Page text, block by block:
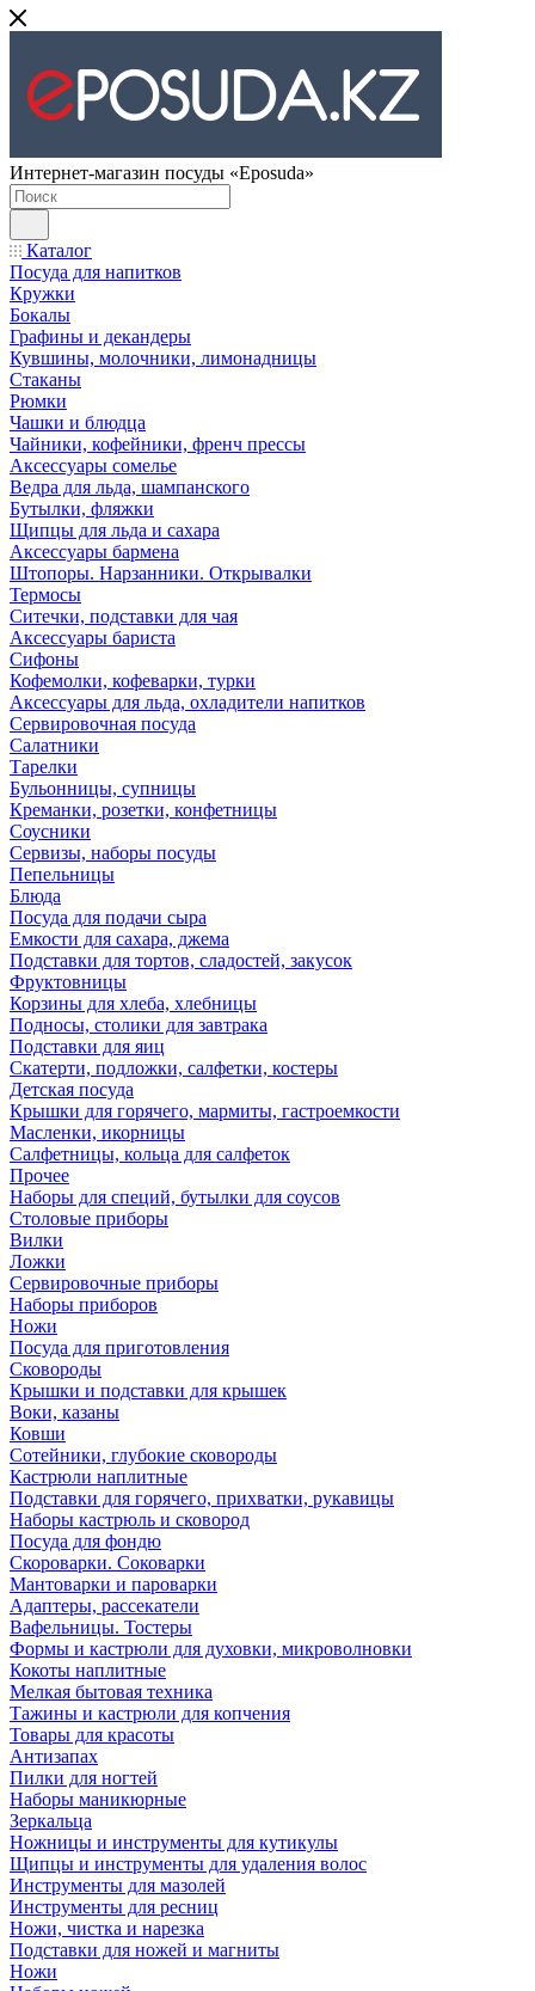
Интернет-магазин посуды «Eposuda»
Каталог
Посуда для напитков
Кружки
Бокалы
Графины и декандеры
Кувшины, молочники, лимонадницы
Стаканы
Рюмки
Чашки и блюдца
Чайники, кофейники, френч прессы
Аксессуары сомелье
Ведра для льда, шампанского
Бутылки, фляжки
Щипцы для льда и сахара
Аксессуары бармена
Штопоры. Нарзанники. Открывалки
Термосы
Ситечки, подставки для чая
Аксессуары бариста
Сифоны
Кофемолки, кофеварки, турки
Аксессуары для льда, охладители напитков
Сервировочная посуда
Салатники
Тарелки
Бульонницы, супницы
Креманки, розетки, конфетницы
Соусники
Сервизы, наборы посуды
Пепельницы
Блюда
Посуда для подачи сыра
Емкости для сахара, джема
Подставки для тортов, сладостей, закусок
Фруктовницы
Корзины для хлеба, хлебницы
Подносы, столики для завтрака
Подставки для яиц
Скатерти, подложки, салфетки, костеры
Детская посуда
Крышки для горячего, мармиты, гастроемкости
Масленки, икорницы
Салфетницы, кольца для салфеток
Прочее
Наборы для специй, бутылки для соусов
Столовые приборы
Вилки
Ложки
Сервировочные приборы
Наборы приборов
Ножи
Посуда для приготовления
Сковороды
Крышки и подставки для крышек
Воки, казаны
Ковши
Сотейники, глубокие сковороды
Кастрюли наплитные
Подставки для горячего, прихватки, рукавицы
Наборы кастрюль и сковород
Посуда для фондю
Скороварки. Соковарки
Мантоварки и пароварки
Адаптеры, рассекатели
Вафельницы. Тостеры
Формы и кастрюли для духовки, микроволновки
Кокоты наплитные
Мелкая бытовая техника
Тажины и кастрюли для копчения
Товары для красоты
Антизапах
Пилки для ногтей
Наборы маникюрные
Зеркальца
Ножницы и инструменты для кутикулы
Щипцы и инструменты для удаления волос
Инструменты для мазолей
Инструменты для ресниц
Ножи, чистка и нарезка
Подставки для ножей и магниты
Ножи